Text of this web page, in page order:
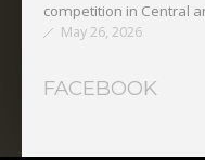
competition in Central
May 26, 2026
FACEBOOK